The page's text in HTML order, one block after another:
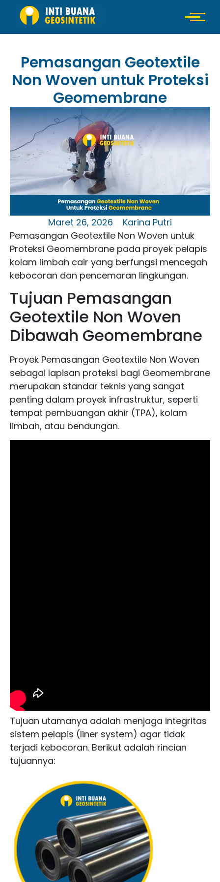
Pemasangan Geotextile
Non Woven untuk Proteksi
Geomembrane
Maret 26, 2026
Karina Putri
Pemasangan Geotextile Non Woven untuk
Proteksi Geomembrane pada proyek pelapis
kolam limbah cair yang berfungsi mencegah
kebocoran dan pencemaran lingkungan.
Tujuan Pemasangan
Geotextile Non Woven
Dibawah Geomembrane
Proyek Pemasangan Geotextile Non Woven
sebagai lapisan proteksi bagi Geomembrane
merupakan standar teknis yang sangat
penting dalam proyek infrastruktur, seperti
tempat pembuangan akhir (TPA), kolam
limbah, atau bendungan.
Tujuan utamanya adalah menjaga integritas
sistem pelapis (liner system) agar tidak
terjadi kebocoran. Berikut adalah rincian
tujuannya: